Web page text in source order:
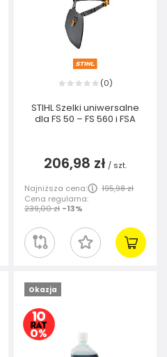
(0)
STIHL Szelki uniwersalne
dla FS 50 – FS 560 i FSA
206,98 zł / szt.
Najniższa cena:
195,98 zł
Cena regularna:
239,00 zł -13%
Okazja